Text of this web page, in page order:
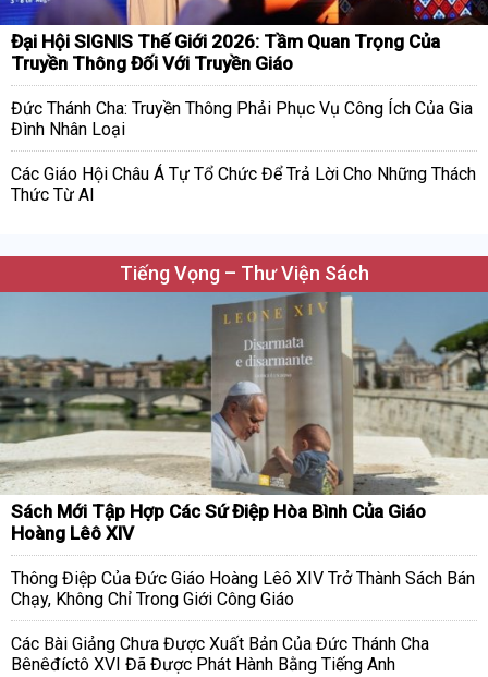
Đại Hội SIGNIS Thế Giới 2026: Tầm Quan Trọng Của
Truyền Thông Đối Với Truyền Giáo
Đức Thánh Cha: Truyền Thông Phải Phục Vụ Công Ích Của Gia
Đình Nhân Loại
Các Giáo Hội Châu Á Tự Tổ Chức Để Trả Lời Cho Những Thách
Thức Từ AI
Tiếng Vọng – Thư Viện Sách
Sách Mới Tập Hợp Các Sứ Điệp Hòa Bình Của Giáo
Hoàng Lêô XIV
Thông Điệp Của Đức Giáo Hoàng Lêô XIV Trở Thành Sách Bán
Chạy, Không Chỉ Trong Giới Công Giáo
Các Bài Giảng Chưa Được Xuất Bản Của Đức Thánh Cha
Bênêđíctô XVI Đã Được Phát Hành Bằng Tiếng Anh